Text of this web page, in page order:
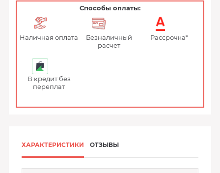
Способы оплаты:
Наличная оплата
Безналичный
расчет
Рассрочка*
В кредит без
переплат
ХАРАКТЕРИСТИКИ ОТЗЫВЫ